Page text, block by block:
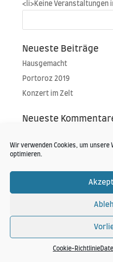
Wir verwenden Cookies, um unsere
optimieren.
Cookie-Richtlinie
<li>Keine Ver­an­stal­tun­gen
Neueste Beiträge
Hausgemacht
Portoroz 2019
Konzert im Zelt
Neueste
Hansi Schitter